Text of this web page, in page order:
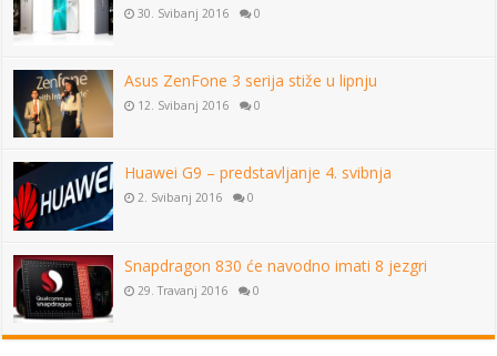
30. Svibanj 2016 0
Asus ZenFone 3 serija stiže u lipnju
12. Svibanj 2016 0
Huawei G9 – predstavljanje 4. svibnja
2. Svibanj 2016 0
Snapdragon 830 će navodno imati 8 jezgri
29. Travanj 2016 0